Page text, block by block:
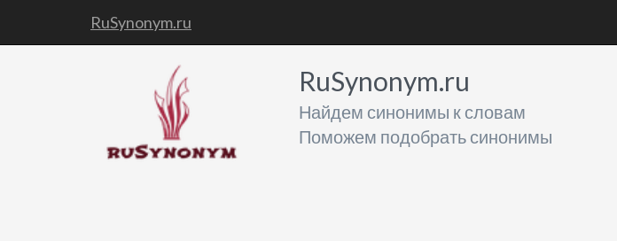
RuSynonym.ru
RuSynonym.ru
Найдем синонимы к словам
Поможем подобрать синонимы